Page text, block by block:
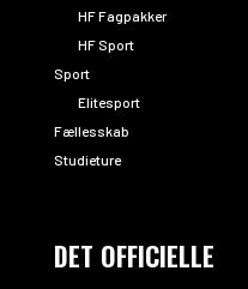
HF Fagpakker
HF Sport
Sport
Elitesport
Fællesskab
Studieture
DET OFFICIELLE